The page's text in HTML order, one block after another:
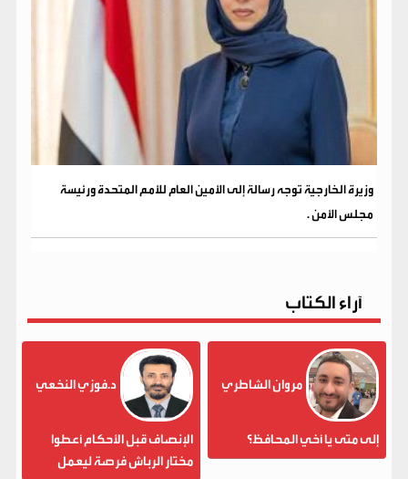
وزيرة الخارجية توجه رسالة إلى الأمين العام للأمم المتحدة ورئيسة
مجلس الأمن .
آراء الكتاب
مروان الشاطري
إلى متى يا أخي المحافظ؟
د.فوزي النخعي
الإنصاف قبل الأحكام أعطوا
مختار الرباش فرصة ليعمل